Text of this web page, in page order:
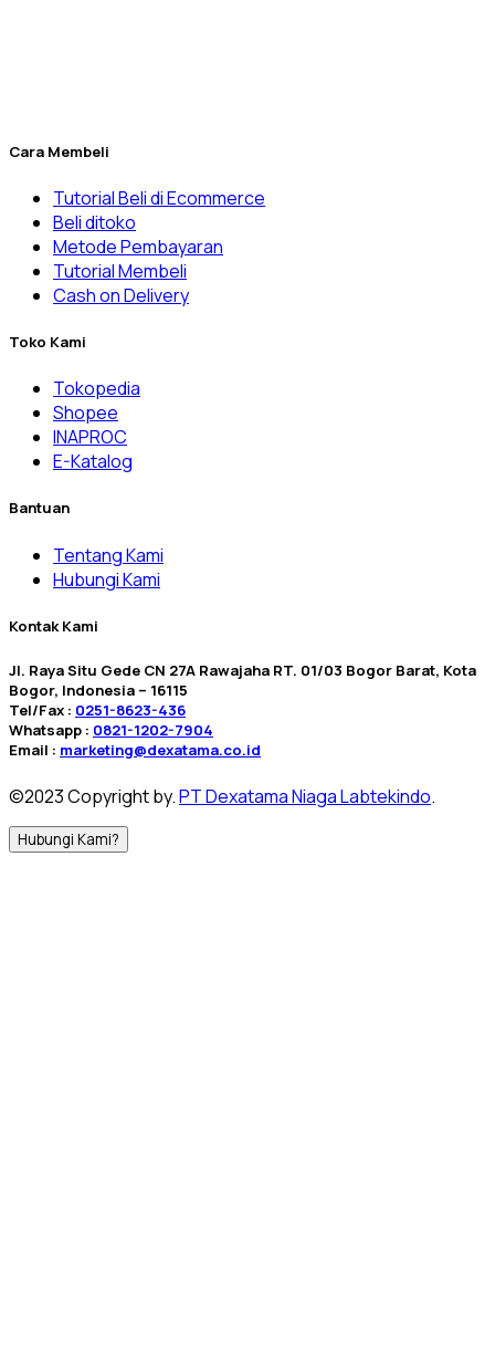
Cara Membeli
Tutorial Beli di Ecommerce
Beli ditoko
Metode Pembayaran
Tutorial Membeli
Cash on Delivery
Toko Kami
Tokopedia
Shopee
INAPROC
E-Katalog
Bantuan
Tentang Kami
Hubungi Kami
Kontak Kami
Jl. Raya Situ Gede CN 27A Rawajaha RT. 01/03 Bogor Barat, Kota
Bogor, Indonesia – 16115
Tel/Fax : 0251-8623-436
Whatsapp : 0821-1202-7904
Email : marketing@dexatama.co.id
©2023 Copyright by.PT Dexatama Niaga Labtekindo.
Hubungi Kami?